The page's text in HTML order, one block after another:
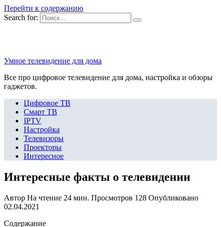
Перейти к содержанию
Search for:
Умное телевидение для дома
Все про цифровое телевидение для дома, настройка и обзоры
гаджетов.
Цифровое ТВ
Смарт ТВ
IPTV
Настройка
Телевизоры
Проекторы
Интересное
Интересные факты о телевидении
Автор На чтение 24 мин. Просмотров 128 Опубликовано
02.04.2021
Содержание